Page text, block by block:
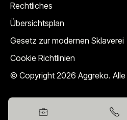
© Copyright 2026 Aggreko.
Rechtliches
Übersichtsplan
Gesetz zur modernen Sklaverei
Cookie Richtlinien